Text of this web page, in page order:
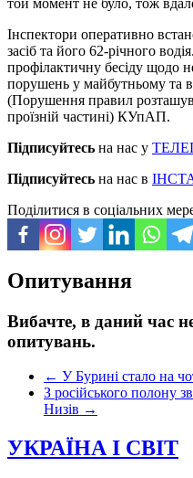
Інспектори оперативно
засіб та його 62-річного
профілактичну бесіду щодо
порушень у майбутньому та
(Порушення правил
проїзній частині) КУпАП.
Підписуйтесь на нас у
Підписуйтесь на нас в
Поділитися в соціальних
Опитування
Вибачте, в даний час
опитувань.
← У Бурині стало на
З російського полону
Низів →
УКРАЇНА І СВІТ